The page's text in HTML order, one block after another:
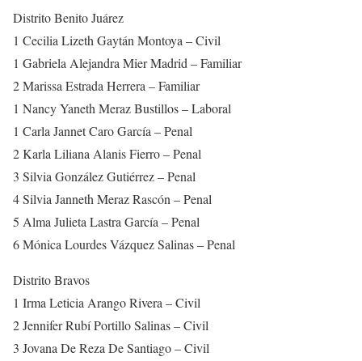
Distrito Benito Juárez
1 Cecilia Lizeth Gaytán Montoya – Civil
1 Gabriela Alejandra Mier Madrid – Familiar
2 Marissa Estrada Herrera – Familiar
1 Nancy Yaneth Meraz Bustillos – Laboral
1 Carla Jannet Caro García – Penal
2 Karla Liliana Alanis Fierro – Penal
3 Silvia González Gutiérrez – Penal
4 Silvia Janneth Meraz Rascón – Penal
5 Alma Julieta Lastra García – Penal
6 Mónica Lourdes Vázquez Salinas – Penal
Distrito Bravos
1 Irma Leticia Arango Rivera – Civil
2 Jennifer Rubí Portillo Salinas – Civil
3 Jovana De Reza De Santiago – Civil